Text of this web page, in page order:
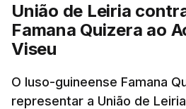
União de Leiria
Famana Quizera ao
Viseu
O luso-guineense Famana
representar a União de